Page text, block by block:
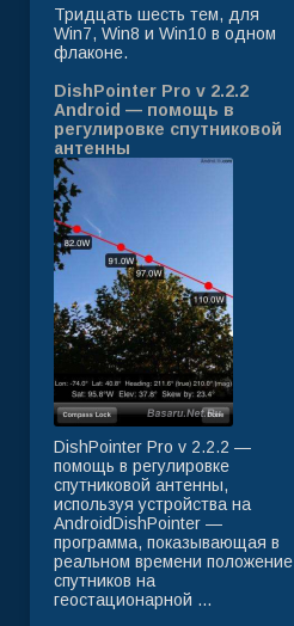
Тридцать шесть тем, для
Win7, Win8 и Win10 в одном
флаконе.
DishPointer Pro v 2.2.2
Android — помощь в
регулировке спутниковой
антенны
DishPointer Pro v 2.2.2 —
помощь в регулировке
спутниковой антенны,
используя устройства на
AndroidDishPointer —
программа, показывающая в
реальном времени положение
спутников на
геостационарной ...